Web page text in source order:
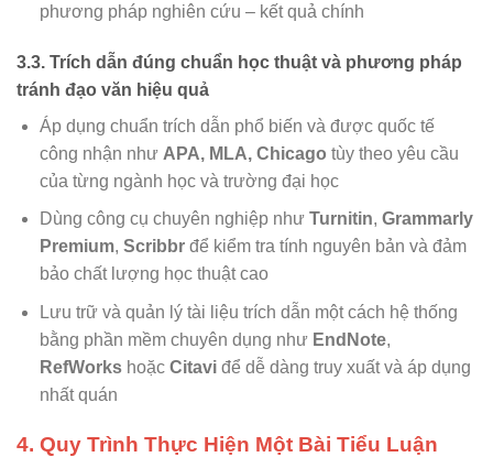
phương pháp nghiên cứu – kết quả chính
3.3. Trích dẫn đúng chuẩn học thuật và phương pháp
tránh đạo văn hiệu quả
Áp dụng chuẩn trích dẫn phổ biến và được quốc tế
công nhận như APA, MLA, Chicago tùy theo yêu cầu
của từng ngành học và trường đại học
Dùng công cụ chuyên nghiệp như Turnitin, Grammarly
Premium, Scribbrđể kiểm tra tính nguyên bản và đảm
bảo chất lượng học thuật cao
Lưu trữ và quản lý tài liệu trích dẫn một cách hệ thống
bằng phần mềm chuyên dụng như EndNote,
RefWorkshoặc Citaviđể dễ dàng truy xuất và áp dụng
nhất quán
4. Quy Trình Thực Hiện Một Bài Tiểu Luận